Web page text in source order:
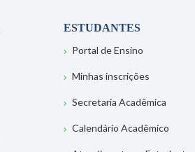
ESTUDANTES
Portal de Ensino
Minhas inscrições
Secretaria Acadêmica
Calendário Acadêmico